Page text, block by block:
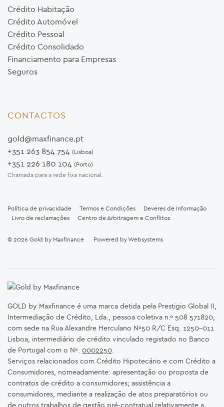
Crédito Habitação
Crédito Automóvel
Crédito Pessoal
Crédito Consolidado
Financiamento para Empresas
Seguros
CONTACTOS
gold@maxfinance.pt
+351 263 854 754 (Lisboa)
+351 226 180 104 (Porto)
Chamada para a rede fixa nacional.
Política de privacidade Termos e Condições
Deveres de Informação
Livro de reclamações
Centro de Arbitragem e Conflitos
© 2026 Gold by Maxfinance Powered byWebsystems
GOLD by Maxfinance é uma marca detida pela Prestigio Global II,
Intermediação de Crédito, Lda., pessoa coletiva n.º 508 571820,
com sede na Rua Alexandre Herculano Nº50 R/C Esq. 1250-011
Lisboa, intermediário de crédito vinculado registado no Banco
de Portugal com o Nº. 0002250.
Serviços relacionados com Crédito Hipotecário e com Crédito a
Consumidores, nomeadamente: apresentação ou proposta de
contratos de crédito a consumidores; assistência a
consumidores, mediante a realização de atos preparatórios ou
de outros trabalhos de gestão pré-contratual relativamente a